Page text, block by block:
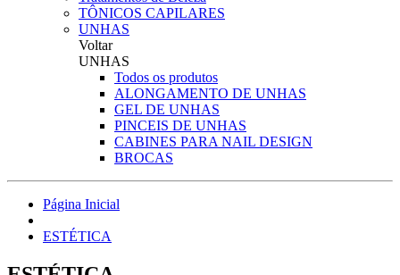
TÔNICOS CAPILARES
UNHAS
Voltar
UNHAS
Todos os produtos
ALONGAMENTO DE UNHAS
GEL DE UNHAS
PINCEIS DE UNHAS
CABINES PARA NAIL DESIGN
BROCAS
Página Inicial
ESTÉTICA